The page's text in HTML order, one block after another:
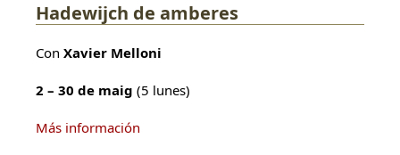
Hadewijch de amberes
Con Xavier Melloni
2 – 30 de maig (5 lunes)
Más información